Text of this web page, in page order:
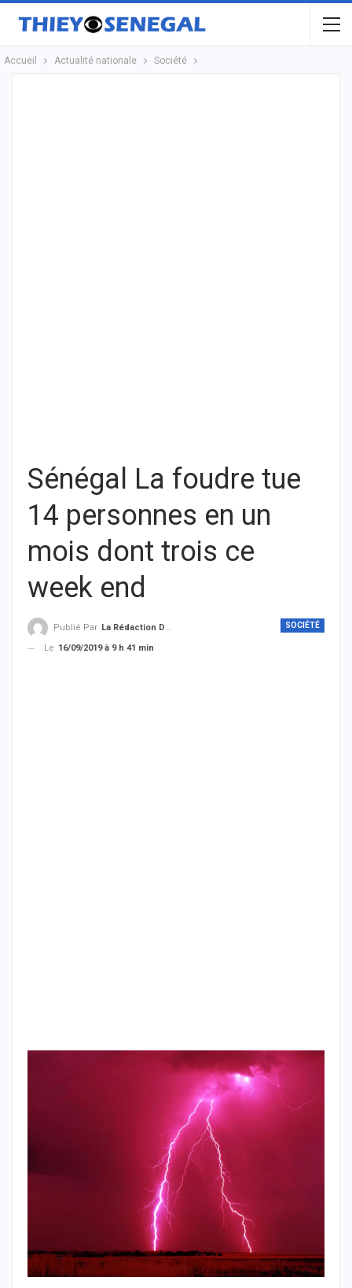
Accueil Actualité nationale Société
Sénégal La foudre tue
14 personnes en un
mois dont trois ce
week end
SOCIÉTÉ
Publié Par La Rédaction De THIEYSENEGAL.com
Le 16/09/2019 à 9 h 41 min